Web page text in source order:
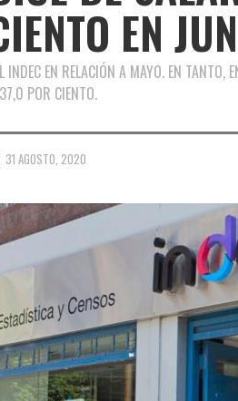
EN
INDEC EN RELACIÓN A MAYO. EN
POR CIENTO.
31 AGOSTO, 2020